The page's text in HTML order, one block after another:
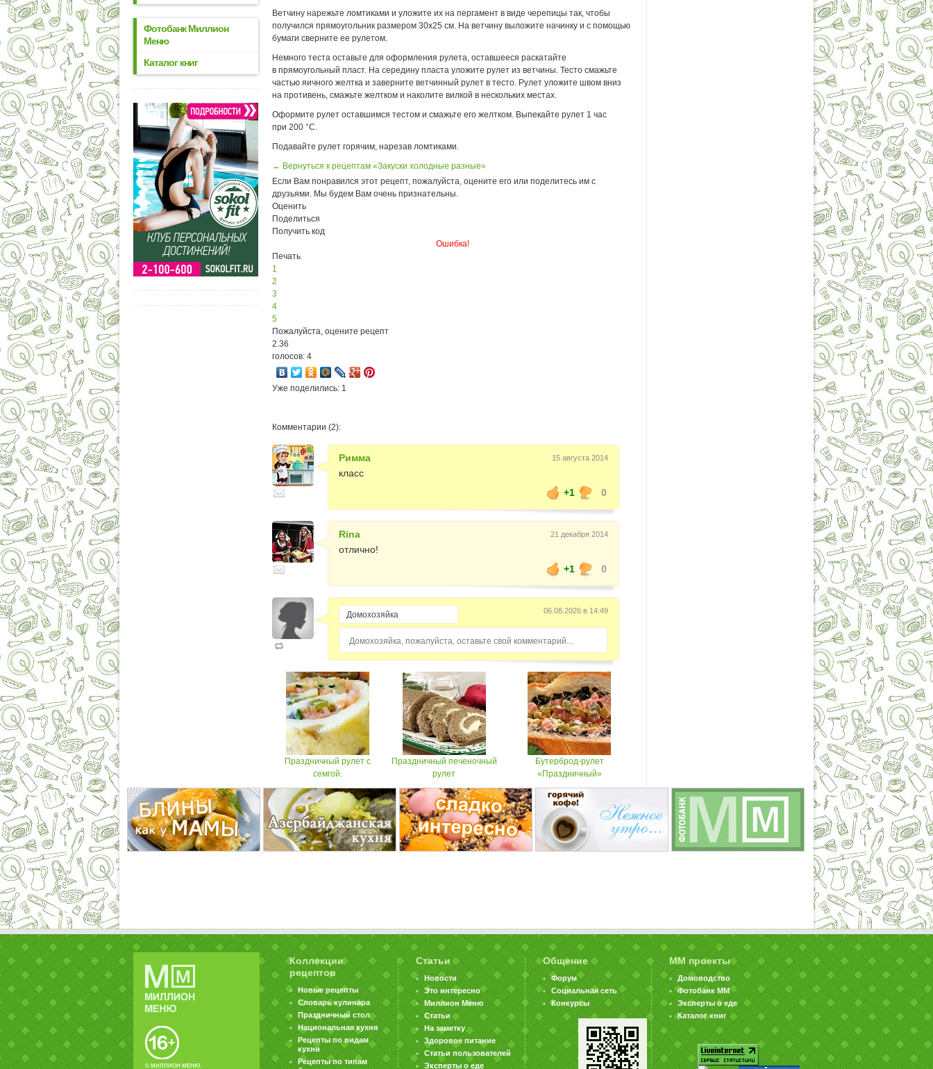
Фотобанк Миллион
Меню
Каталог книг
Ветчину нарежьте ломтиками и уложите их на пергамент в виде черепицы так, чтобы
получился прямоугольник размером 30х25 см. На ветчину выложите начинку и с помощью
бумаги сверните ее рулетом.
Немного теста оставьте для оформления рулета, оставшееся раскатайте
в прямоугольный пласт. На середину пласта уложите рулет из ветчины. Тесто смажьте
частью яичного желтка и заверните ветчинный рулет в тесто. Рулет уложите швом вниз
на противень, смажьте желтком и наколите вилкой в нескольких местах.
Оформите рулет оставшимся тестом и смажьте его желтком. Выпекайте рулет 1 час
при 200 °С.
Подавайте рулет горячим, нарезав ломтиками.
← Вернуться к рецептам «Закуски холодные разные»
Если Вам понравился этот рецепт, пожалуйста, оцените его или поделитесь им с
друзьями. Мы будем Вам очень признательны.
Оценить
Поделиться
Получить код
Ошибка!
Печать
1
2
3
4
5
Пожалуйста, оцените рецепт
2.36
голосов: 4
Уже поделились: 1
Комментарии (2):
Римма 15 августа 2014
класс
+1
0
Rina 21 декабря 2014
отлично!
+1
0
06.08.2026 в 14:49
Домохозяйка, пожалуйста, оставьте свой комментарий...
Праздничный рулет с
семгой.
Праздничный печеночный
рулет
Бутерброд-рулет
«Праздничный»
© МИЛЛИОН МЕНЮ.
Коллекции
рецептов
Новые рецепты
Словарь кулинара
Праздничный стол
Национальная кухня
Рецепты по видам
кухни
Рецепты по типам
Статьи
Новости
Это интересно
Миллион Меню
Статьи
На заметку
Здоровое питание
Статьи пользователей
Эксперты о еде
Общение
Форум
Социальная сеть
Конкурсы
ММ проекты
Домоводство
Фотобанк ММ
Эксперты о еде
Каталог книг